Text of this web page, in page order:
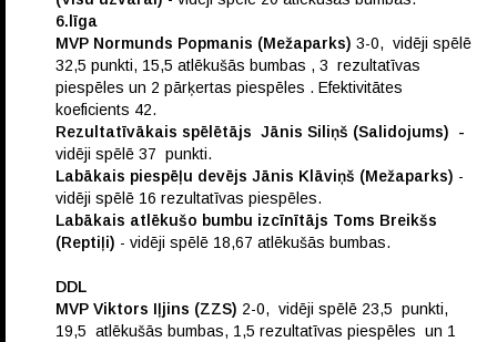
6.līga
MVP Normunds Popmanis (Mežaparks) 3-0, vidēji spēlē
32,5 punkti, 15,5 atlēkušās bumbas , 3 rezultatīvas
piespēles un 2 pārķertas piespēles . Efektivitātes
koeficients 42.
Rezultatīvākais spēlētājs Jānis Siliņš (Salidojums)
-
vidēji spēlē 37 punkti.
Labākais piespēļu devējs Jānis Klāviņš (Mežaparks) -
vidēji spēlē 16 rezultatīvas piespēles.
Labākais atlēkušo bumbu izcīnītājs Toms Breikšs
(Reptiļi) - vidēji spēlē 18,67 atlēkušās bumbas.
DDL
MVP Viktors Iļjins (ZZS) 2-0, vidēji spēlē 23,5 punkti,
19,5 atlēkušās bumbas, 1,5 rezultatīvas piespēles un 1